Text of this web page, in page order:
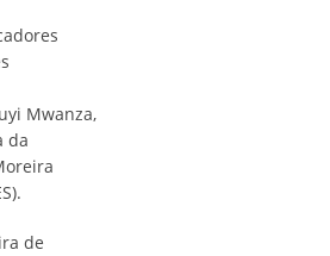
Mwanza,
da
de